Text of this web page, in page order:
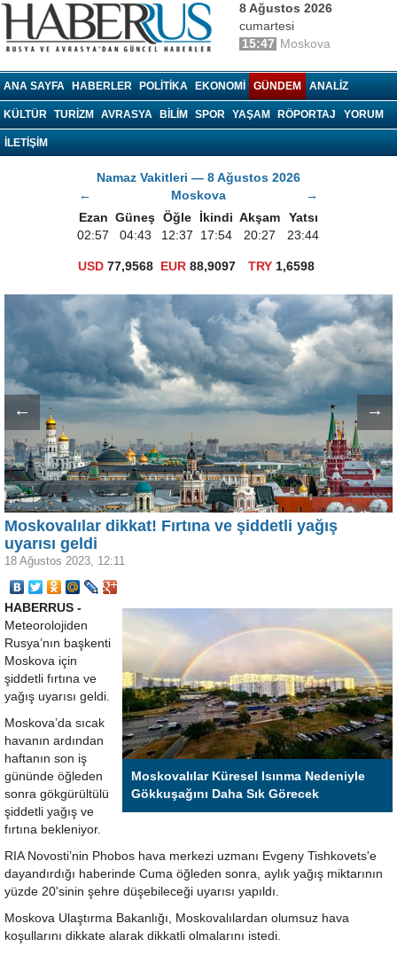
8 Ağustos 2026
cumartesi
15:47 Moskova
ANA SAYFA HABERLER POLITIKA EKONOMI GÜNDEM ANALIZ
KÜLTÜR TURIZM AVRASYA BILIM SPOR YAŞAM RÖPORTAJ YORUM
İLETİŞİM
Namaz Vakitleri — 8 Ağustos 2026
←
Moskova
→
Ezan Güneş Öğle İkindi Akşam
Yatsı
02:57
04:43 12:37 17:54 20:27 23:44
USD 77,9568 EUR 88,9097 TRY1,6598
← →
Moskovalılar dikkat! Fırtına ve şiddetli yağış
uyarısı geldi
18 Ağustos 2023, 12:11
Moskovalılar Küresel Isınma Nedeniyle
Gökkuşağını Daha Sık Görecek
HABERRUS -
Meteorolojiden
Rusya’nın başkenti
Moskova için
şiddetli fırtına ve
yağış uyarısı geldi.
Moskova’da sıcak
havanın ardından
haftanın son iş
gününde öğleden
sonra gökgürültülü
şiddetli yağış ve
fırtına bekleniyor.
RIA Novosti’nin Phobos hava merkezi uzmanı Evgeny Tishkovets'e
dayandırdığı haberinde Cuma öğleden sonra, aylık yağış miktarının
yüzde 20'sinin şehre düşebileceği uyarısı yapıldı.
Moskova Ulaştırma Bakanlığı, Moskovalılardan olumsuz hava
koşullarını dikkate alarak dikkatli olmalarını istedi.